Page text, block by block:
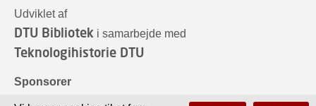
Udviklet af
DTU Bibliotek i samarbejde med
Teknologihistorie DTU
Sponsorer